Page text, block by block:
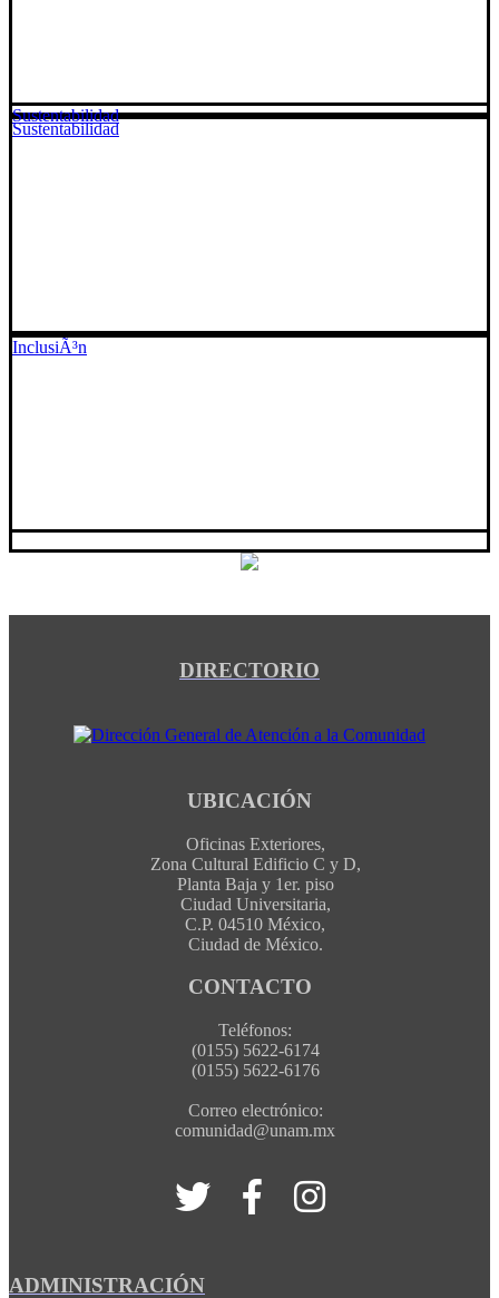
Sustentabilidad
InclusiÃ³n
Sustentabilidad
DIRECTORIO
UBICACIÓN
Oficinas Exteriores,
Zona Cultural Edificio C y D,
Planta Baja y 1er. piso
Ciudad Universitaria,
C.P. 04510 México,
Ciudad de México.
CONTACTO
Teléfonos:
(0155) 5622-6174
(0155) 5622-6176
Correo electrónico:
comunidad@unam.mx
ADMINISTRACIÓN